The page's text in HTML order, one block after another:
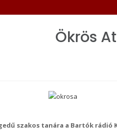
Ökrös
szakos tanára a Bartók rádió